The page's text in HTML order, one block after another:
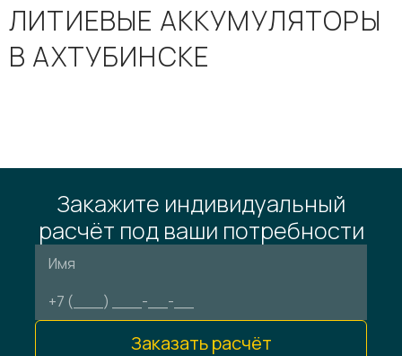
ЛИТИЕВЫЕ АККУМУЛЯТОРЫ
В АХТУБИНСКЕ
Закажите индивидуальный
расчёт под ваши потребности
Заказать расчёт